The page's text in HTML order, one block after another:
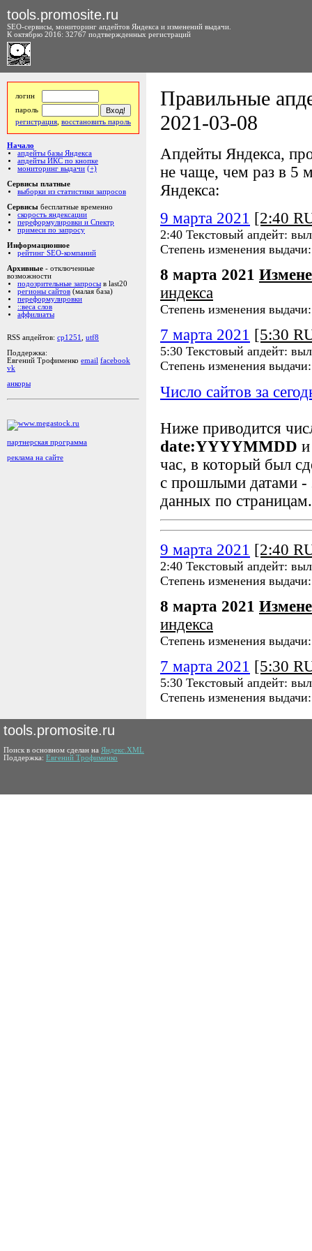
tools.promosite.ru
SEO-сервисы, мониторинг апдейтов Яндекса и изменений выдачи.
К октябрю 2016: 32767 подтвержденных регистраций
логин
пароль
регистрация восстановить пароль
Начало
апдейты базы Яндекса
апдейты ИКС по кнопке
мониторинг выдачи (+)
Сервисы платные
выборки из статистики запросов
Сервисы бесплатные временно
скорость яндексации
переформулировки и Спектр
примеси по запросу
Информационное
рейтинг SEO-компаний
Архивные - отключенные
возможности
подозрительные запросы в last20
регионы сайтов (малая база)
переформулировки
::веса слов
аффилиаты
RSS апдейтов: cp1251
utf8
Поддержка:
Евгений Трофименко email facebook
vk
анкоры
партнерская программа
реклама на сайте
Правильные
2021-03-08
Апдейты Яндекса,
не чаще, чем раз в 5
Яндекса:
9 марта 2021 [2:40
2:40 Текстовый апдейт:
Степень изменения
8 марта 2021
индекса
Степень изменения
7 марта 2021 [5:30
5:30 Текстовый апдейт:
Степень изменения
Число сайтов за
Ниже приводится
date:YYYYMMDD
час, в который был
с прошлыми датами -
данных по страницам.
9 марта 2021 [2:40
2:40 Текстовый апдейт:
Степень изменения
8 марта 2021
индекса
Степень изменения
7 марта 2021 [5:30
5:30 Текстовый апдейт:
Степень изменения
tools.promosite.ru
Поиск в основном сделан на Яндекс.XML
Поддержка: Евгений Трофименко